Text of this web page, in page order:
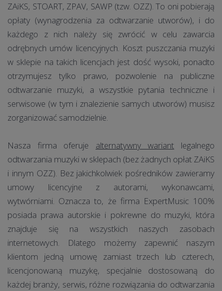
ZAiKS, STOART, ZPAV, SAWP (tzw. OZZ). To oni pobierają
opłaty (wynagrodzenia za odtwarzanie utworów), i do
każdego z nich należy się zwrócić w celu zawarcia
odrębnych umów licencyjnych. Koszt puszczania muzyki
w sklepie na takich licencjach jest dość wysoki, ponadto
otrzymujesz tylko prawo, pozwolenie na publiczne
odtwarzanie muzyki, a wszystkie pytania techniczne i
serwisowe (w tym i znalezienie samych utworów) musisz
zorganizować samodzielnie.
Nasza firma oferuje alternatywny wariant legalnego
odtwarzania muzyki w sklepach (bez żadnych opłat ZAiKS
i innym OZZ). Bez jakichkolwiek pośredników zawieramy
umowy licencyjne z autorami, wykonawcami,
wytwórniami. Oznacza to, że firma ExpertMusic 100%
posiada prawa autorskie i pokrewne do muzyki, która
znajduje się na wszystkich naszych zasobach
internetowych. Dlatego możemy zapewnić naszym
klientom jedną umowę zamiast trzech lub czterech,
licencjonowaną muzykę, specjalnie dostosowaną do
każdej branży, serwis, różne rozwiązania do odtwarzania